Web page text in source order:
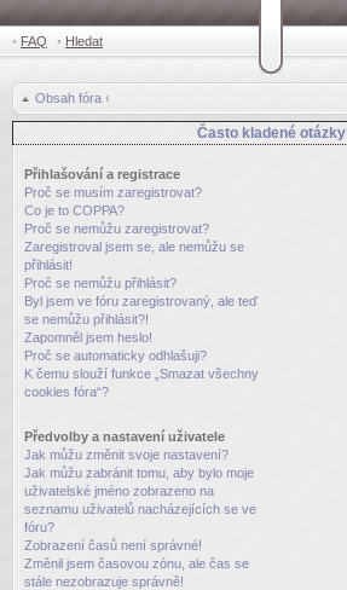
• FAQ • Hledat
Obsah fóra ‹
Často kladené otázky
Přihlašování a registrace
Proč se musím zaregistrovat?
Co je to COPPA?
Proč se nemůžu zaregistrovat?
Zaregistroval jsem se, ale nemůžu se
přihlásit!
Proč se nemůžu přihlásit?
Byl jsem ve fóru zaregistrovaný, ale teď
se nemůžu přihlásit?!
Zapomněl jsem heslo!
Proč se automaticky odhlašuji?
K čemu slouží funkce „Smazat všechny
cookies fóra“?
Předvolby a nastavení uživatele
Jak můžu změnit svoje nastavení?
Jak můžu zabránit tomu, aby bylo moje
uživatelské jméno zobrazeno na
seznamu uživatelů nacházejících se ve
fóru?
Zobrazení časů není správné!
Změnil jsem časovou zónu, ale čas se
stále nezobrazuje správně!